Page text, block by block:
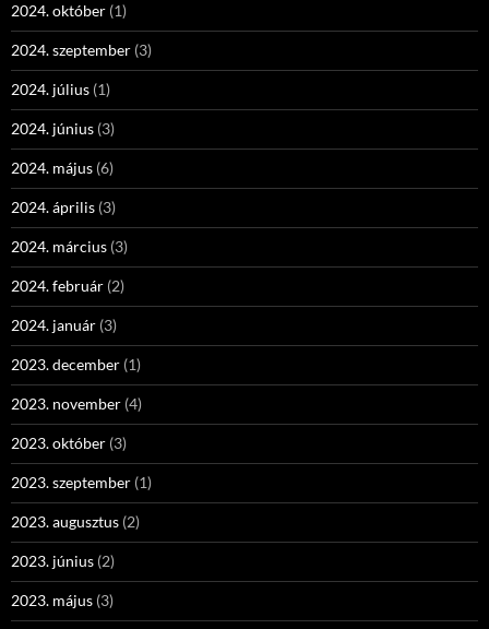
2024. október (1)
2024. szeptember (3)
2024. július (1)
2024. június (3)
2024. május (6)
2024. április (3)
2024. március (3)
2024. február (2)
2024. január (3)
2023. december (1)
2023. november (4)
2023. október (3)
2023. szeptember (1)
2023. augusztus (2)
2023. június (2)
2023. május (3)